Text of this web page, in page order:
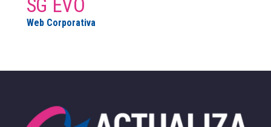
SG EVO
Web Corporativa